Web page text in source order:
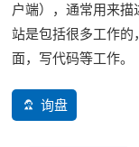
户端），通常用来描
站是包括很多工作的
面，写代码等工作。
询盘